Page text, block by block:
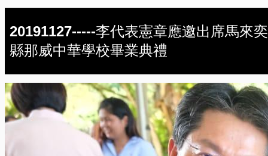
20191127-----李代表憲章應邀出席馬來奕
縣那威中華學校畢業典禮